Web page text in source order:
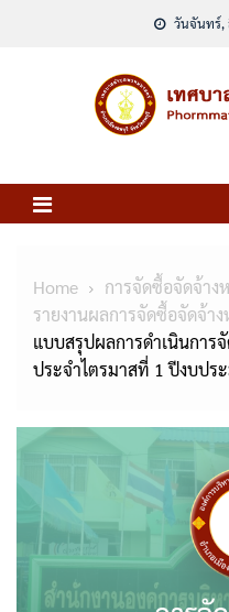
วันจันทร์,
Home
การจัดซื้อจัดจ้า
รายงานผลการจัดซื้อจัดจ้า
แบบสรุปผลการดำเนินการ
ประจำไตรมาสที่ 1 ปีงบปร